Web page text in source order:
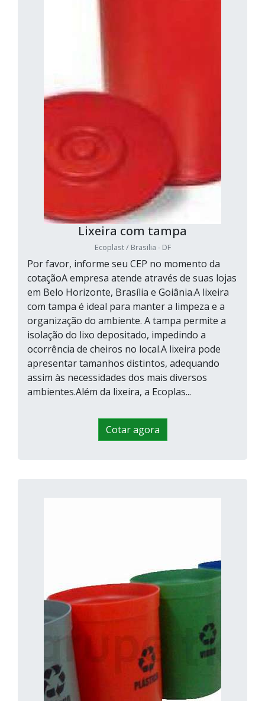
Lixeira com tampa
Ecoplast / Brasilia - DF
Por favor, informe seu CEP no momento da
cotaçãoA empresa atende através de suas lojas
em Belo Horizonte, Brasília e Goiânia.A lixeira
com tampa é ideal para manter a limpeza e a
organização do ambiente. A tampa permite a
isolação do lixo depositado, impedindo a
ocorrência de cheiros no local.A lixeira pode
apresentar tamanhos distintos, adequando
assim às necessidades dos mais diversos
ambientes.Além da lixeira, a Ecoplas...
Cotar agora